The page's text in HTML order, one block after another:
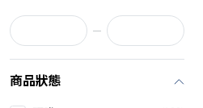
商品狀態